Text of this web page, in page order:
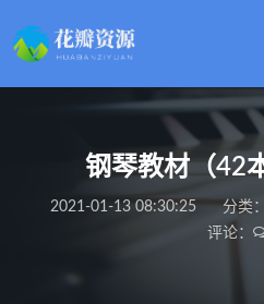
钢琴教材（42
2021-01-13 08:30:25 分类：
评论：